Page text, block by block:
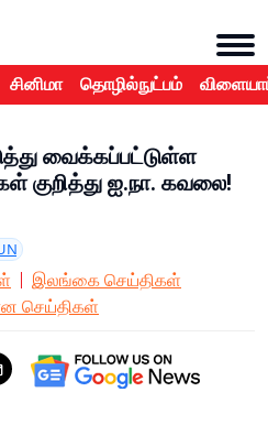
சினிமா தொழில்நுட்பம்
வைக்கப்பட்டுள்ள
குறித்து ஐ.நா. கவலை!
இலங்கை செய்திகள்
செய்திகள்